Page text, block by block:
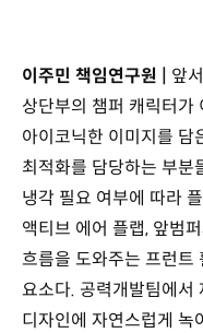
이주민 책임연구원 | 앞
상단부의 챔퍼 캐릭터가
아이코닉한 이미지를 담
최적화를 담당하는 부분
냉각 필요 여부에 따라
액티브 에어 플랩, 앞범
흐름을 도와주는 프런트
요소다. 공력개발팀에서
디자인에 자연스럽게 녹